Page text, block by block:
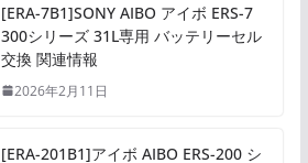
[ERA-7B1]SONY AIBO アイボ ERS-7
300シリーズ 31L専用 バッテリーセル
交換 関連情報
2026年2月11日
[ERA-201B1]アイボ AIBO ERS-200 シ